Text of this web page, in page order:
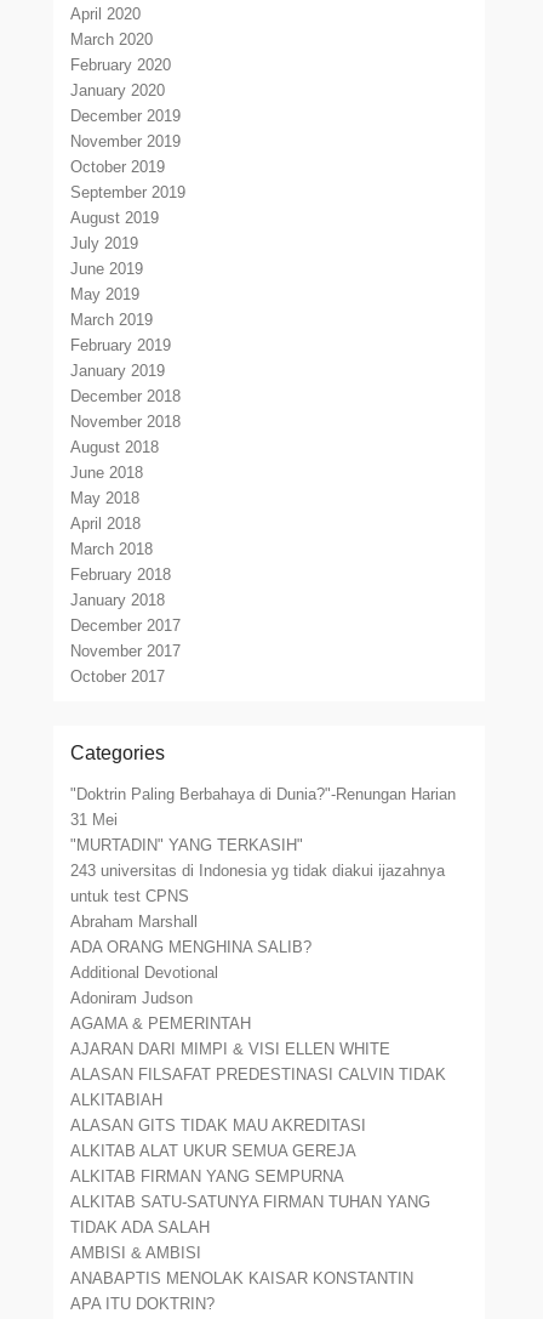
April 2020
March 2020
February 2020
January 2020
December 2019
November 2019
October 2019
September 2019
August 2019
July 2019
June 2019
May 2019
March 2019
February 2019
January 2019
December 2018
November 2018
August 2018
June 2018
May 2018
April 2018
March 2018
February 2018
January 2018
December 2017
November 2017
October 2017
Categories
"Doktrin Paling Berbahaya di Dunia?"-Renungan Harian
31 Mei
"MURTADIN" YANG TERKASIH"
243 universitas di Indonesia yg tidak diakui ijazahnya
untuk test CPNS
Abraham Marshall
ADA ORANG MENGHINA SALIB?
Additional Devotional
Adoniram Judson
AGAMA & PEMERINTAH
AJARAN DARI MIMPI & VISI ELLEN WHITE
ALASAN FILSAFAT PREDESTINASI CALVIN TIDAK
ALKITABIAH
ALASAN GITS TIDAK MAU AKREDITASI
ALKITAB ALAT UKUR SEMUA GEREJA
ALKITAB FIRMAN YANG SEMPURNA
ALKITAB SATU-SATUNYA FIRMAN TUHAN YANG
TIDAK ADA SALAH
AMBISI & AMBISI
ANABAPTIS MENOLAK KAISAR KONSTANTIN
APA ITU DOKTRIN?